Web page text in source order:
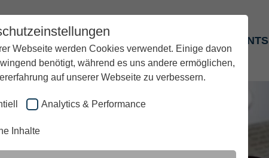
Webseite werden Cookies verwendet. Einige davon
benötigt, während es uns andere ermöglichen,
auf unserer Webseite zu verbessern.
Analytics & Performance
Inhalte
UNTERNEHMEN EVENTS